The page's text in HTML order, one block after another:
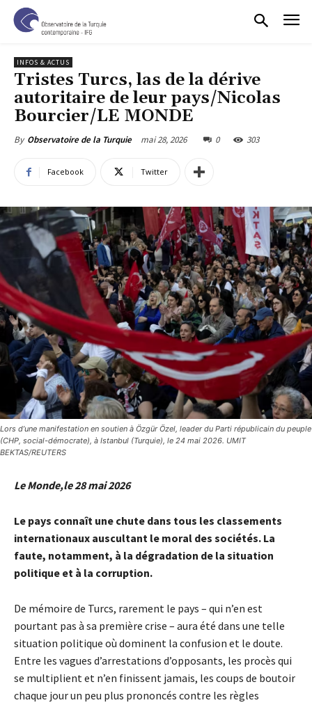
INFOS & ACTUS
Tristes Turcs, las de la dérive
autoritaire de leur pays/Nicolas
Bourcier/LE MONDE
By Observatoire de la Turquie mai 28, 2026 0 303
Facebook Twitter
Lors d’une manifestation en soutien à Özgür Özel, leader du Parti républicain du peuple
(CHP, social-démocrate), à Istanbul (Turquie), le 24 mai 2026. UMIT
BEKTAS/REUTERS
Le Monde,le 28 mai 2026
Le pays connaît une chute dans tous les classements
internationaux auscultant le moral des sociétés. La
faute, notamment, à la dégradation de la situation
politique et à la corruption.
De mémoire de Turcs, rarement le pays – qui n’en est
pourtant pas à sa première crise – aura été dans une telle
situation politique où dominent la confusion et le doute.
Entre les vagues d’arrestations d’opposants, les procès qui
se multiplient et n’en finissent jamais, les coups de boutoir
chaque jour un peu plus prononcés contre les règles